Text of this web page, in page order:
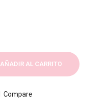
AÑADIR AL CARRITO
Compare